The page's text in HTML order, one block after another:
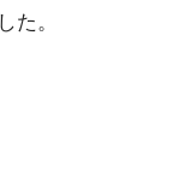
た。